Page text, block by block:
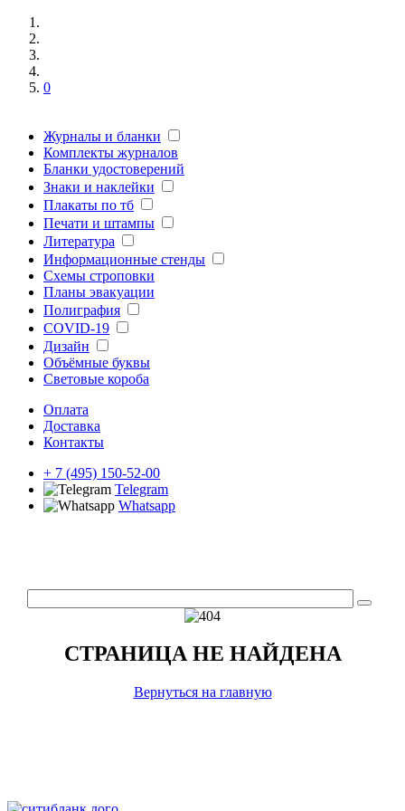
0
Журналы и бланки
Комплекты журналов
Бланки удостоверений
Знаки и наклейки
Плакаты по тб
Печати и штампы
Литература
Информационные стенды
Схемы строповки
Планы эвакуации
Полиграфия
COVID-19
Дизайн
Объёмные буквы
Световые короба
Оплата
Доставка
Контакты
+ 7 (495) 150-52-00
Telegram
Whatsapp
СТРАНИЦА НЕ НАЙДЕНА
Вернуться на главную